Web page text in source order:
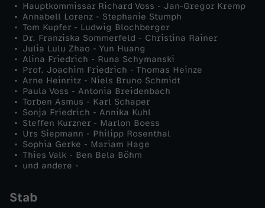
Hauptkommissar Richard Voss - Jan-Gregor Kremp
Annabell Lorenz - Stephanie Stumph
Tom Kupfer - Ludwig Blochberger
Dr. Franziska Sommerfeld - Christina Rainer
Julia Lulu Zhao - Yun Huang
Alina Friedrich - Runa Schymanski
Prof. Joachim Friedrich - Thomas Heinze
Arne Heinritz - Niels Bruno Schmidt
Paula Voss - Antonia Breidenbach
Torben Asmus - Karl Schaper
Sonja Friedrich - Annika Kuhl
Steffen Kurzner - Marlon Boess
Urs Siepmann - Philipp Rosenthal
Sophia Gerke - Mariam Hage
Thies Valk - Ben Bela Böhm
und andere -
Stab